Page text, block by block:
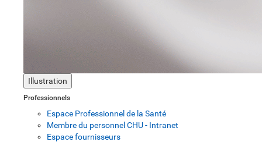
Illustration
Professionnels
Espace Professionnel de la Santé
Membre du personnel CHU - Intranet
Espace fournisseurs